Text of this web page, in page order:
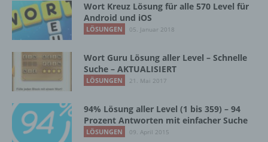
Wort Kreuz Lösung für alle 570 Level für
Android und iOS
LÖSUNGEN 05. Januar 2018
Wort Guru Lösung aller Level – Schnelle
Suche – AKTUALISIERT
LÖSUNGEN 21. Mai 2017
94% Lösung aller Level (1 bis 359) – 94
Prozent Antworten mit einfacher Suche
LÖSUNGEN 09. April 2015
Profiling ist jede Art der automatisierten
Verarbeitung personenbezogener Daten, die
personenbezogenen Daten verwendet
werden, um bestimmte persönliche Aspekte,
die sich auf eine natürliche Person beziehen,
zu bewerten, insbesondere, um Aspekte
bezüglich Arbeitsleistung, wirtschaftlicher
Lage, Gesundheit, persönlicher Vorlieben,
Interessen, Zuverlässigkeit, Verhalten,